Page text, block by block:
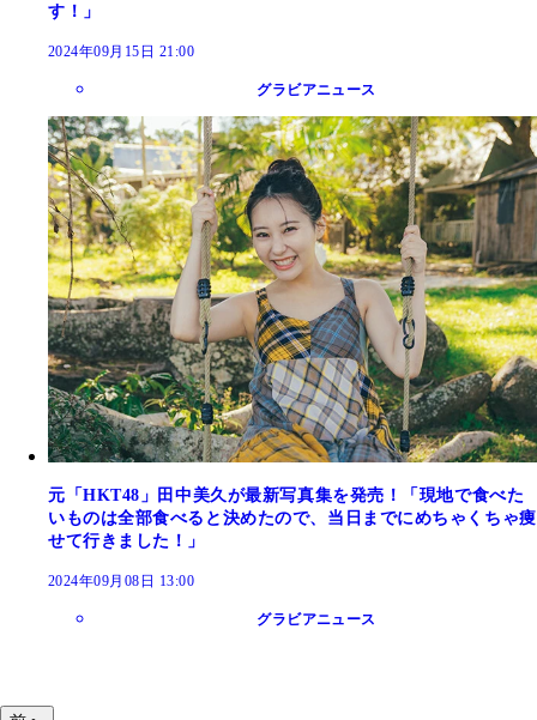
す！」
2024年09月15日 21:00
グラビアニュース
元「HKT48」田中美久が最新写真集を発売！「現地で食べた
いものは全部食べると決めたので、当日までにめちゃくちゃ痩
せて行きました！」
2024年09月08日 13:00
グラビアニュース